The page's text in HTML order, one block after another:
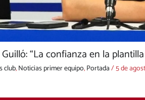
“La confianza en la
club,Noticias primer equipo,Portada/5 de